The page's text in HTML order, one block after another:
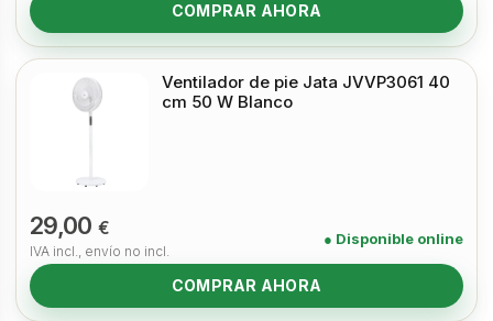
COMPRAR AHORA
Ventilador de pie Jata JVVP3061 40
cm 50 W Blanco
29,00€
IVA incl., envío no incl.
● Disponible online
COMPRAR AHORA